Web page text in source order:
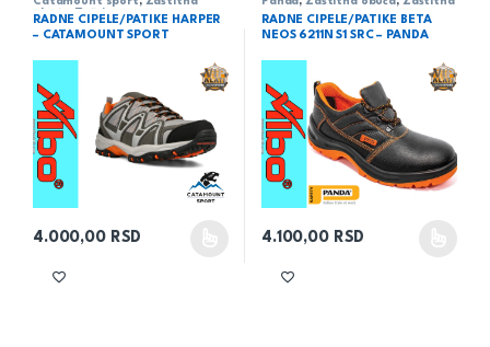
obuća, Zaštitna oprema
RADNE CIPELE/PATIKE HARPER
– CATAMOUNT SPORT
4.000,00 RSD
oprema
RADNE CIPELE/PATIKE BETA
NEOS 6211N S1 SRC – PANDA
4.100,00 RSD